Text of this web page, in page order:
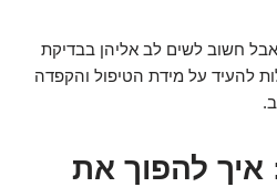
אבל חשוב לשים לב אליהן בבדיקת
להעיד על מידת הטיפול והקפדה
להפוך את